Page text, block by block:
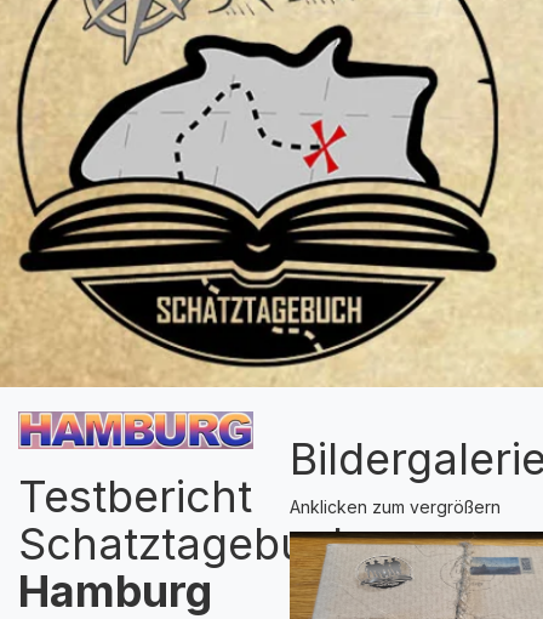
Testbericht
Schatztagebuch
Hamburg
Anklicken zum vergrößern